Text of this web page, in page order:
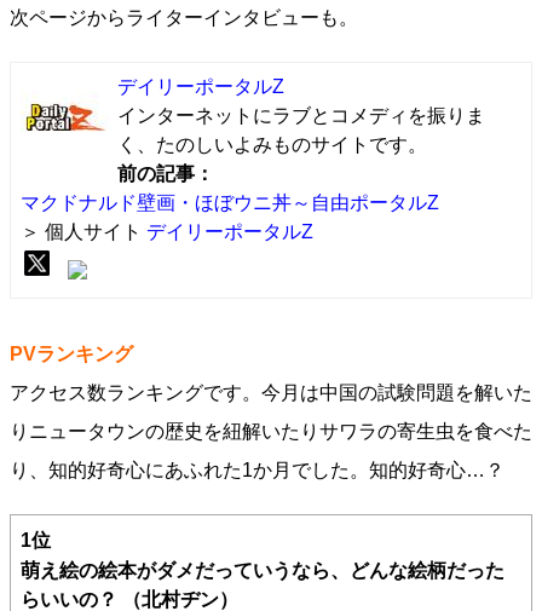
次ページからライターインタビューも。
デイリーポータルZ
インターネットにラブとコメディを振りま
く、たのしいよみものサイトです。
前の記事：
マクドナルド壁画・ほぼウニ丼～自由ポータルZ
＞ 個人サイト デイリーポータルZ
PVランキング
アクセス数ランキングです。今月は中国の試験問題を解いた
りニュータウンの歴史を紐解いたりサワラの寄生虫を食べた
り、知的好奇心にあふれた1か月でした。知的好奇心…？
1位
萌え絵の絵本がダメだっていうなら、どんな絵柄だった
らいいの？
（北村ヂン）